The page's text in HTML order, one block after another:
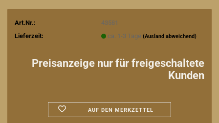
Art.Nr.:
43581
Lieferzeit:
ca. 1-3 Tage (Ausland abweichend)
Preisanzeige nur für freigeschaltete
Kunden
AUF DEN MERKZETTEL